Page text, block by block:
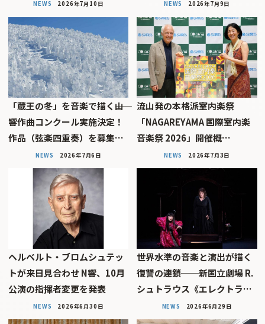
NEWS 2026年7月10日 NEWS 2026年7月9日
「蔵王の冬」を音楽で描く――山
響作曲コンクール実施決定！
作品（弦楽四重奏）を募集…
NEWS 2026年7月6日
流山発の本格派室内楽祭
「NAGAREYAMA 国際室内楽
音楽祭 2026」開催概…
NEWS 2026年7月3日
ヘルベルト・ブロムシュテッ
トが来日見合わせ N響、10月
公演の指揮者変更を発表
NEWS 2026年6月30日
世界水準の音楽と演出が描く
復讐の連鎖──新国立劇場 R.
シュトラウス《エレクトラ…
NEWS 2026年6月29日